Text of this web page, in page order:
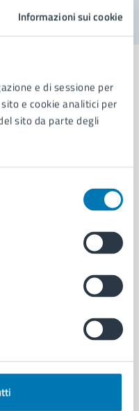
Informazioni sui cookie
e di sessione per
e cookie analitici per
sito da parte degli